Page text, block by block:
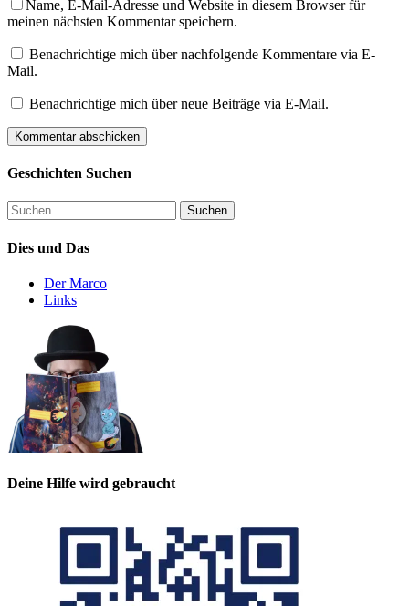
Name, E-Mail-Adresse und Website in diesem Browser für
meinen nächsten Kommentar speichern.
Benachrichtige mich über nachfolgende Kommentare via E-
Mail.
Benachrichtige mich über neue Beiträge via E-Mail.
Geschichten Suchen
Suchen
nach:
Dies und Das
Der Marco
Links
Deine Hilfe wird gebraucht